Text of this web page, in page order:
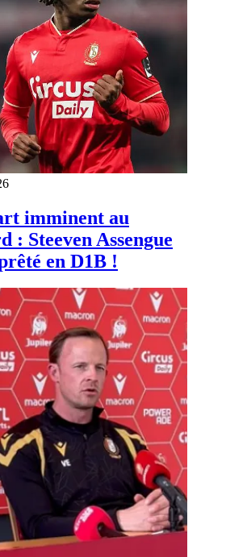
imminent au
: Steeven Assengue
en D1B !